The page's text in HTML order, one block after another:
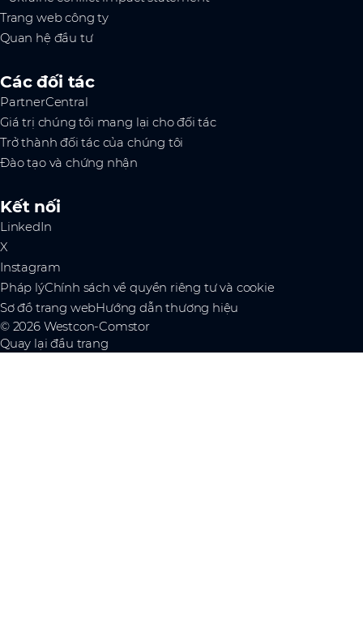
Trang web công ty
Quan hệ đầu tư
Các đối tác
PartnerCentral
Giá trị chúng tôi mang lại cho đối tác
Trở thành đối tác của chúng tôi
Đào tạo và chứng nhận
Kết nối
LinkedIn
X
Instagram
Pháp lýChính sách về quyền riêng tư và cookie
Sơ đồ trang webHướng dẫn thương hiệu
© 2026 Westcon-Comstor
Quay lại đầu trang